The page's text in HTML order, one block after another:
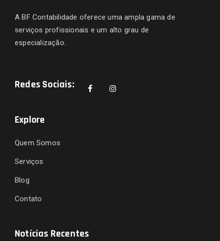
A BF Contabilidade oferece uma ampla gama de
serviços profissionais e um alto grau de
especialização.
Redes Sociais:
Explore
Quem Somos
Serviços
Blog
Contato
Notícias Recentes